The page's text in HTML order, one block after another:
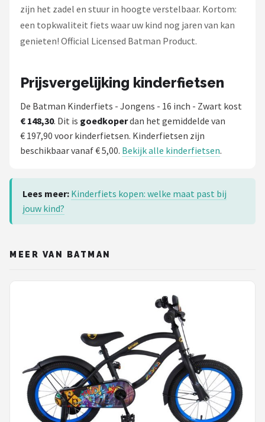
zijn het zadel en stuur in hoogte verstelbaar. Kortom:
een topkwaliteit fiets waar uw kind nog jaren van kan
genieten! Official Licensed Batman Product.
Prijsvergelijking kinderfietsen
De Batman Kinderfiets - Jongens - 16 inch - Zwart kost
€ 148,30. Dit is goedkoperdan het gemiddelde van
€ 197,90 voor kinderfietsen. Kinderfietsen zijn
beschikbaar vanaf € 5,00. Bekijk alle kinderfietsen.
Lees meer: Kinderfiets kopen: welke maat past bij
jouw kind?
MEER VAN BATMAN